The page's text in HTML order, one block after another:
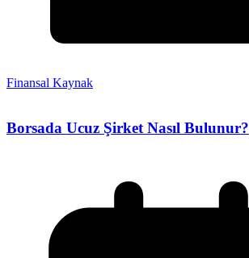
Finansal Kaynak
Borsada Ucuz Şirket Nasıl Bulunur?